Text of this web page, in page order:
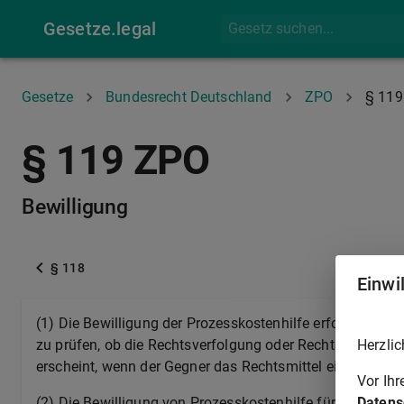
Gesetze.legal
Gesetze Bundesrecht Deutschland ZPO § 119
§ 119 ZPO
Bewilligung
§ 118
(1) Die Bewilligung der Prozesskostenhilfe erfolgt für
zu prüfen, ob die Rechtsverfolgung oder
erscheint, wenn der Gegner das Rechtsmittel eingelegt
Vor